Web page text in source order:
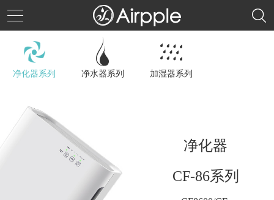
净化器系列 净水器系列 加湿器系列
净化器
CF-86系列